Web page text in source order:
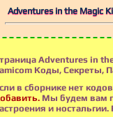
Adventures in the Magic
Adventures in
Коды, Секреты,
в сборнике нет
Мы будем вам
и ностальгии.